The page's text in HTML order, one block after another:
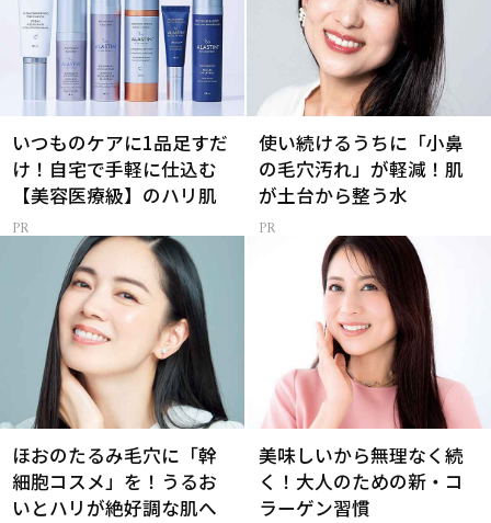
いつものケアに1品足すだ
け！自宅で手軽に仕込む
【美容医療級】のハリ肌
使い続けるうちに「小鼻
の毛穴汚れ」が軽減！肌
が土台から整う水
ほおのたるみ毛穴に「幹
細胞コスメ」を！うるお
いとハリが絶好調な肌へ
美味しいから無理なく続
く！大人のための新・コ
ラーゲン習慣